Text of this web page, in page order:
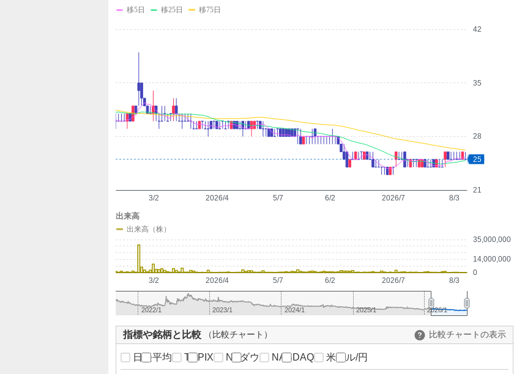
標
の
定
21
28
35
42
2026/4 2026/7
3/2 5/7 6/2 8/3
25
移5日 移25日 移75日
0
14,000,000
35,000,000
2026/4 2026/7
3/2 5/7 6/2 8/3
出来高
出来高（株）
2023/1 2025/1
2022/1 2024/1 2026/1
指標や銘柄と比較 （比較チャート） 比較チャートの表示
日経平均 TOPIX NYダウ NASDAQ 米ドル/円